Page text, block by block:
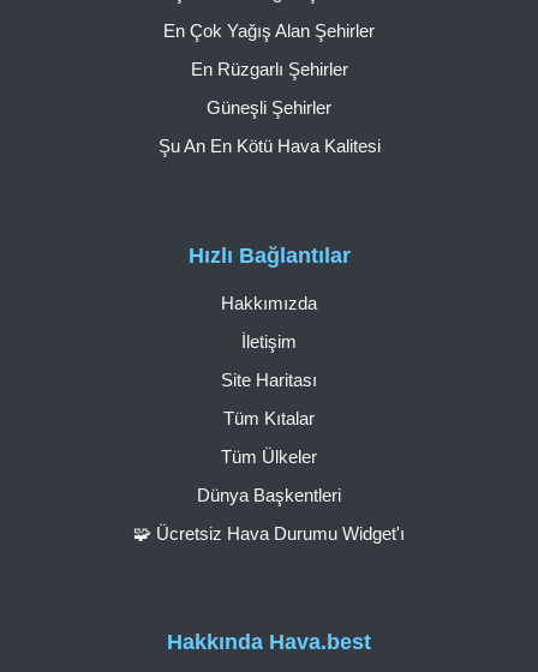
Hakkında Hava.best
Hızlı Bağlantılar
Hakkımızda
İletişim
Site Haritası
Tüm Kıtalar
Tüm Ülkeler
Dünya Başkentleri
🧩 Ücretsiz Hava Durumu Widget'ı
En Çok Yağış Alan Şehirler
En Rüzgarlı Şehirler
Güneşli Şehirler
Şu An En Kötü Hava Kalitesi